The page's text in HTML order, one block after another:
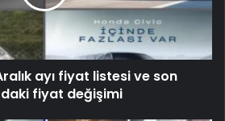
ayı fiyat listesi ve son
fiyat değişimi